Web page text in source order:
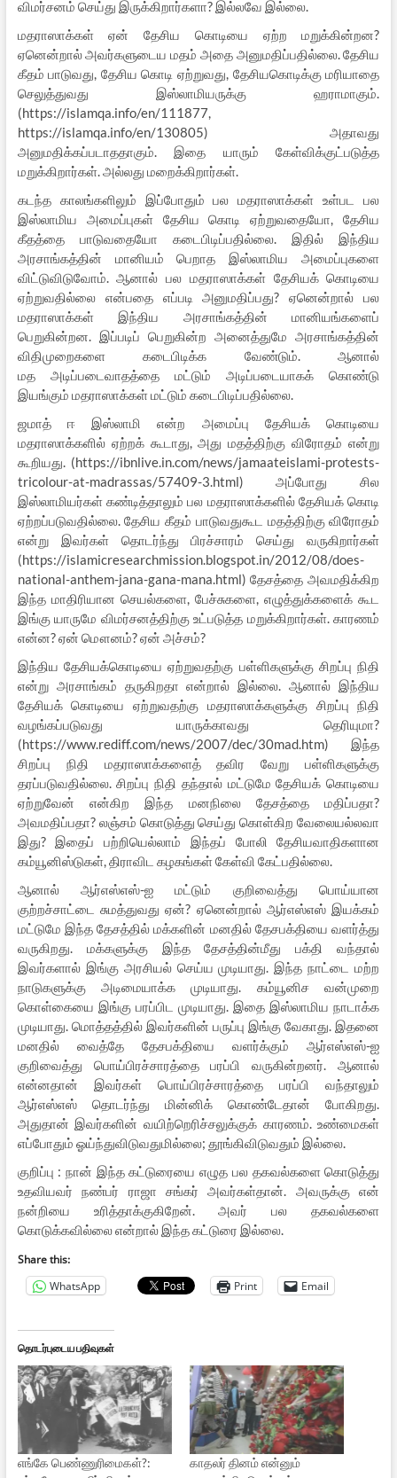
விமர்சனம் செய்து இருக்கிறார்களா? இல்லவே இல்லை.
மதராஸாக்கள் ஏன் தேசிய கொடியை ஏற்ற மறுக்கின்றன?
ஏனென்றால் அவர்களுடைய மதம் அதை அனுமதிப்பதில்லை. தேசிய
கீதம் பாடுவது, தேசிய கொடி ஏற்றுவது, தேசியகொடிக்கு மரியாதை
செலுத்துவது இஸ்லாமியருக்கு ஹராமாகும்.
(https://islamqa.info/en/111877,
https://islamqa.info/en/130805) அதாவது
அனுமதிக்கப்படாததாகும். இதை யாரும் கேள்விக்குட்படுத்த
மறுக்கிறார்கள். அல்லது மறைக்கிறார்கள்.
கடந்த காலங்களிலும் இப்போதும் பல மதராஸாக்கள் உள்பட பல
இஸ்லாமிய அமைப்புகள் தேசிய கொடி ஏற்றுவதையோ, தேசிய
கீதத்தை பாடுவதையோ கடைபிடிப்பதில்லை. இதில் இந்திய
அரசாங்கத்தின் மானியம் பெறாத இஸ்லாமிய அமைப்புகளை
விட்டுவிடுவோம். ஆனால் பல மதராஸாக்கள் தேசியக் கொடியை
ஏற்றுவதில்லை என்பதை எப்படி அனுமதிப்பது? ஏனென்றால் பல
மதராஸாக்கள் இந்திய அரசாங்கத்தின் மானியங்களைப்
பெறுகின்றன. இப்படிப் பெறுகின்ற அனைத்துமே அரசாங்கத்தின்
விதிமுறைகளை கடைபிடிக்க வேண்டும். ஆனால்
மத அடிப்படைவாதத்தை மட்டும் அடிப்படையாகக் கொண்டு
இயங்கும் மதராஸாக்கள் மட்டும் கடைபிடிப்பதில்லை.
ஜமாத் ஈ இஸ்லாமி என்ற அமைப்பு தேசியக் கொடியை
மதராஸாக்களில் ஏற்றக் கூடாது, அது மதத்திற்கு விரோதம் என்று
கூறியது. (https://ibnlive.in.com/news/jamaateislami-protests-
tricolour-at-madrassas/57409-3.html) அப்போது சில
இஸ்லாமியர்கள் கண்டித்தாலும் பல மதராஸாக்களில் தேசியக் கொடி
ஏற்றப்படுவதில்லை. தேசிய கீதம் பாடுவதுகூட மதத்திற்கு விரோதம்
என்று இவர்கள் தொடர்ந்து பிரச்சாரம் செய்து வருகிறார்கள்
(https://islamicresearchmission.blogspot.in/2012/08/does-
national-anthem-jana-gana-mana.html) தேசத்தை அவமதிக்கிற
இந்த மாதிரியான செயல்களை, பேச்சுகளை, எழுத்துக்களைக் கூட
இங்கு யாருமே விமர்சனத்திற்கு உட்படுத்த மறுக்கிறார்கள். காரணம்
என்ன? ஏன் மௌனம்? ஏன் அச்சம்?
இந்திய தேசியக்கொடியை ஏற்றுவதற்கு பள்ளிகளுக்கு சிறப்பு நிதி
என்று அரசாங்கம் தருகிறதா என்றால் இல்லை. ஆனால் இந்திய
தேசியக் கொடியை ஏற்றுவதற்கு மதராஸாக்களுக்கு சிறப்பு நிதி
வழங்கப்படுவது யாருக்காவது தெரியுமா?
(https://www.rediff.com/news/2007/dec/30mad.htm) இந்த
சிறப்பு நிதி மதராஸாக்களைத் தவிர வேறு பள்ளிகளுக்கு
தரப்படுவதில்லை. சிறப்பு நிதி தந்தால் மட்டுமே தேசியக் கொடியை
ஏற்றுவேன் என்கிற இந்த மனநிலை தேசத்தை மதிப்பதா?
அவமதிப்பதா? லஞ்சம் கொடுத்து செய்து கொள்கிற வேலையல்லவா
இது? இதைப் பற்றியெல்லாம் இந்தப் போலி தேசியவாதிகளான
கம்யூனிஸ்டுகள், திராவிட கழகங்கள் கேள்வி கேட்பதில்லை.
ஆனால் ஆர்எஸ்எஸ்-ஐ மட்டும் குறிவைத்து பொய்யான
குற்றச்சாட்டை சுமத்துவது ஏன்? ஏனென்றால் ஆர்எஸ்எஸ் இயக்கம்
மட்டுமே இந்த தேசத்தில் மக்களின் மனதில் தேசபக்தியை வளர்த்து
வருகிறது. மக்களுக்கு இந்த தேசத்தின்மீது பக்தி வந்தால்
இவர்களால் இங்கு அரசியல் செய்ய முடியாது. இந்த நாட்டை மற்ற
நாடுகளுக்கு அடிமையாக்க முடியாது. கம்யூனிச வன்முறை
கொள்கையை இங்கு பரப்பிட முடியாது. இதை இஸ்லாமிய நாடாக்க
முடியாது. மொத்தத்தில் இவர்களின் பருப்பு இங்கு வேகாது. இதனை
மனதில் வைத்தே தேசபக்தியை வளர்க்கும் ஆர்எஸ்எஸ்-ஐ
குறிவைத்து பொய்பிரச்சாரத்தை பரப்பி வருகின்றனர். ஆனால்
என்னதான் இவர்கள் பொய்பிரச்சாரத்தை பரப்பி வந்தாலும்
ஆர்எஸ்எஸ் தொடர்ந்து மின்னிக் கொண்டேதான் போகிறது.
அதுதான் இவர்களின் வயிற்றெரிச்சலுக்குக் காரணம். உண்மைகள்
எப்போதும் ஓய்ந்துவிடுவதுமில்லை; தூங்கிவிடுவதும் இல்லை.
குறிப்பு : நான் இந்த கட்டுரையை எழுத பல தகவல்களை கொடுத்து
உதவியவர் நண்பர் ராஜா சங்கர் அவர்கள்தான். அவருக்கு என்
நன்றியை உரித்தாக்குகிறேன். அவர் பல தகவல்களை
கொடுக்கவில்லை என்றால் இந்த கட்டுரை இல்லை.
Share this:
WhatsApp
Print Email
தொடர்புடைய பதிவுகள்
எங்கே பெண்ணுரிமைகள்?:
காதலர் தினம் என்னும்